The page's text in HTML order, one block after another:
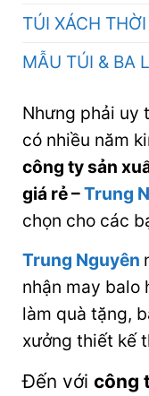
TÚI XÁCH
MẪU TÚI & BA
Nhưng phải uy
có nhiều năm
công ty sản
giá rẻ–Trung
chọn cho các
Trung Nguyên
nhận may balo
làm quà tặng,
xưởng thiết kế
Đến với công